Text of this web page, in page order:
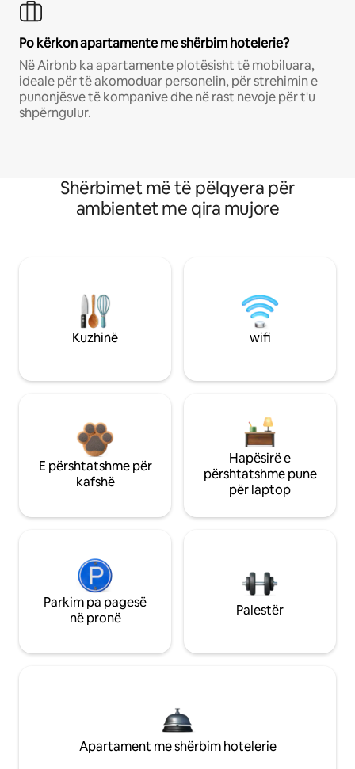
Po kërkon apartamente me shërbim hotelerie?
Në Airbnb ka apartamente plotësisht të mobiluara,
ideale për të akomoduar personelin, për strehimin e
punonjësve të kompanive dhe në rast nevoje për t'u
shpërngulur.
Shërbimet më të pëlqyera për
ambientet me qira mujore
Kuzhinë wifi
E përshtatshme për
kafshë
Hapësirë e
përshtatshme pune
për laptop
Parkim pa pagesë
në pronë
Palestër
Apartament me shërbim hotelerie